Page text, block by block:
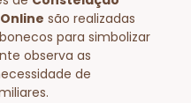
são realizadas
para simbolizar
observa as
de